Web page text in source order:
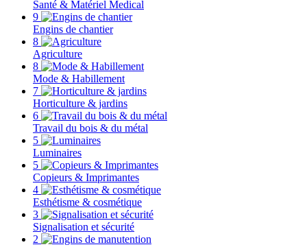
Santé & Matériel Medical
9
Engins de chantier
8
Agriculture
8
Mode & Habillement
7
Horticulture & jardins
6
Travail du bois & du métal
5
Luminaires
5
Copieurs & Imprimantes
4
Esthétisme & cosmétique
3
Signalisation et sécurité
2